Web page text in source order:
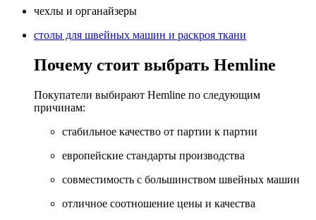
чехлы и органайзеры
столы для швейных машин и раскроя ткани
Почему стоит выбрать Hemline
Покупатели выбирают Hemline по следующим
причинам:
стабильное качество от партии к партии
европейские стандарты производства
совместимость с большинством швейных машин
отличное соотношение цены и качества